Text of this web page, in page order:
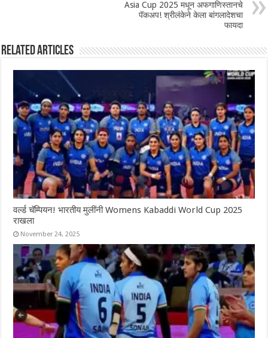
Asia Cup 2025 मधून अफगाणिस्तानचे
पॅकअप! श्रीलंकेने केला बांगलादेशचा
फायदा
Related Articles
वर्ल्ड चॅम्पियन! भारतीय मुलींनी Womens Kabaddi World Cup 2025
राखला
November 24, 2025